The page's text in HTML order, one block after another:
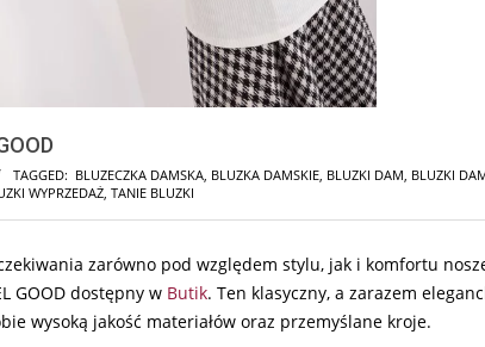
TAGGED: BLUZECZKA DAMSKA BLUZKA DAMSKIE BLUZKI DAM BLUZKI
WYPRZEDAŻ TANIE BLUZKI
zarówno pod względem stylu, jak i komfortu
GOOD dostępny w Butik. Ten klasyczny, a zarazem
wysoką jakość materiałów oraz przemyślane kroje.